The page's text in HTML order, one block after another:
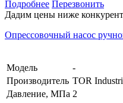
Подробнее Перезвонить
Дадим цены ниже
Опрессовочный насос
Модель
-
Производитель TOR
Давление, МПа 2